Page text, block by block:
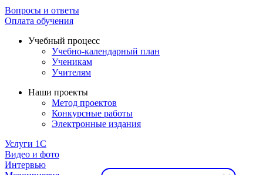
Вопросы и ответы
Оплата обучения
Учебный процесс
Учебно-календарный план
Ученикам
Учителям
Наши проекты
Метод проектов
Конкурсные работы
Электронные издания
Услуги 1C
Видео и фото
Интервью